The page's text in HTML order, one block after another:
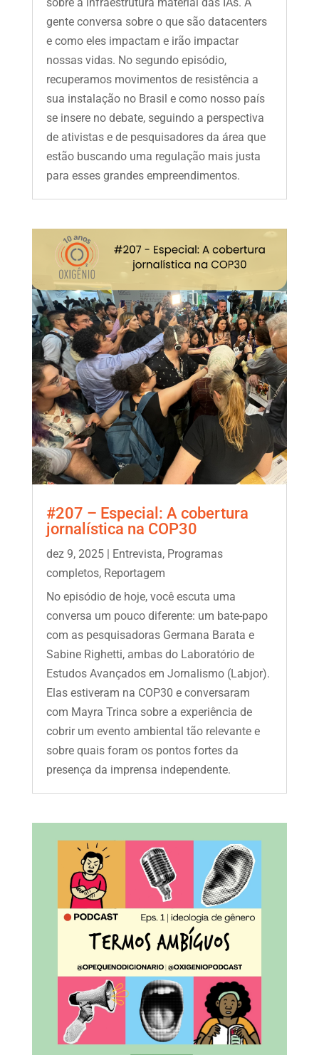
gente conversa sobre o que são datacenters
e como eles impactam e irão impactar
nossas vidas. No segundo episódio,
recuperamos movimentos de resistência a
sua instalação no Brasil e como nosso país
se insere no debate, seguindo a perspectiva
de ativistas e de pesquisadores da área que
estão buscando uma regulação mais justa
para esses grandes empreendimentos.
#207 – Especial: A cobertura
jornalística na COP30
dez 9, 2025| Entrevista, Programas
completos, Reportagem
No episódio de hoje, você escuta uma
conversa um pouco diferente: um bate-papo
com as pesquisadoras Germana Barata e
Sabine Righetti, ambas do Laboratório de
Estudos Avançados em Jornalismo (Labjor).
Elas estiveram na COP30 e conversaram
com Mayra Trinca sobre a experiência de
cobrir um evento ambiental tão relevante e
sobre quais foram os pontos fortes da
presença da imprensa independente.